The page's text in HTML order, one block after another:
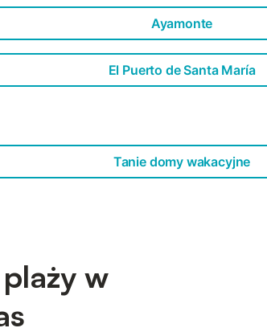
Ayamonte
El Puerto de Santa María
Tanie domy wakacyjne
w